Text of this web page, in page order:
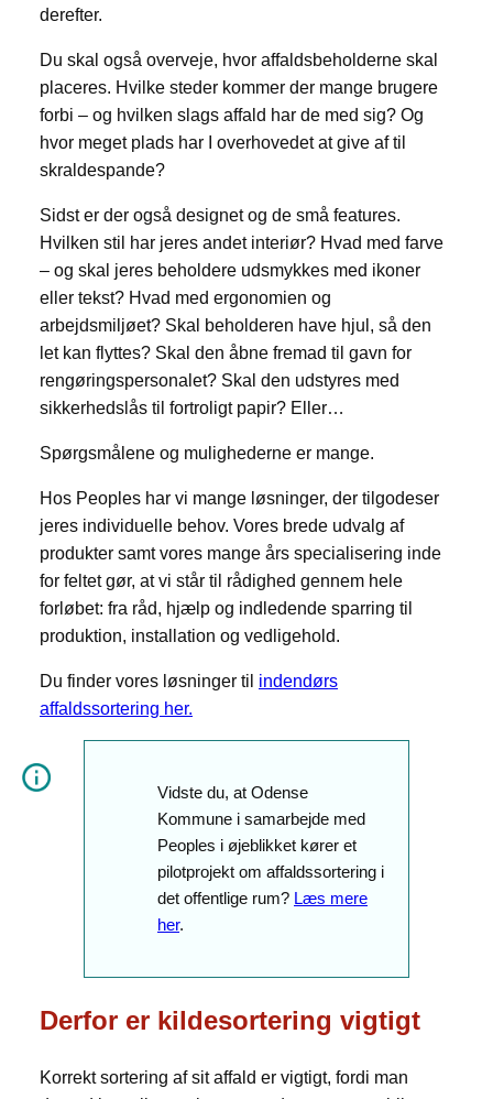
derefter.
Du skal også overveje, hvor affaldsbeholderne skal
placeres. Hvilke steder kommer der mange brugere
forbi – og hvilken slags affald har de med sig? Og
hvor meget plads har I overhovedet at give af til
skraldespande?
Sidst er der også designet og de små features.
Hvilken stil har jeres andet interiør? Hvad med farve
– og skal jeres beholdere udsmykkes med ikoner
eller tekst? Hvad med ergonomien og
arbejdsmiljøet? Skal beholderen have hjul, så den
let kan flyttes? Skal den åbne fremad til gavn for
rengøringspersonalet? Skal den udstyres med
sikkerhedslås til fortroligt papir? Eller…
Spørgsmålene og mulighederne er mange.
Hos Peoples har vi mange løsninger, der tilgodeser
jeres individuelle behov. Vores brede udvalg af
produkter samt vores mange års specialisering inde
for feltet gør, at vi står til rådighed gennem hele
forløbet: fra råd, hjælp og indledende sparring til
produktion, installation og vedligehold.
Du finder vores løsninger til indendørs
affaldssortering her.
Vidste du, at Odense
Kommune i samarbejde med
Peoples i øjeblikket kører et
pilotprojekt om affaldssortering i
det offentlige rum? Læs mere
her.
Derfor er kildesortering vigtigt
Korrekt sortering af sit affald er vigtigt, fordi man